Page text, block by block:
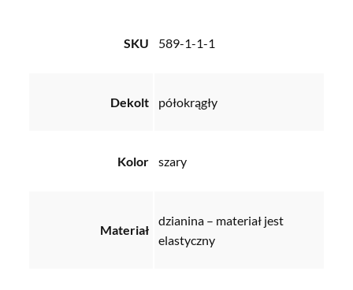
SKU 589-1-1-1
Dekolt półokrągły
Kolor szary
Materiał
dzianina – materiał jest
elastyczny